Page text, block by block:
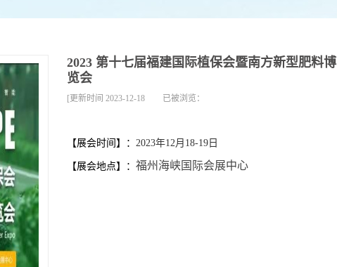
2023 第十七届福建国际植保会暨南方新型肥料博
览会
[更新时间 2023-12-18 已被浏览：
【展会时间】： 2023年12月18-19日
【展会地点】： 福州海峡国际会展中心